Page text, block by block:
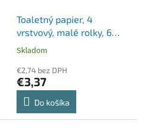
Toaletný papier, 4
vrstvový, malé rolky, 6
roliek, PUFINA "Relaxing
vôňou
Skladom
€2,74 bez DPH
€3,37
Do košíka